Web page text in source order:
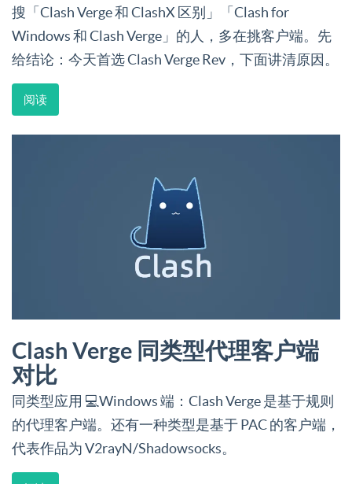
搜「Clash Verge 和 ClashX 区别」「Clash for
Windows 和 Clash Verge」的人，多在挑客户端。先
给结论：今天首选 Clash Verge Rev，下面讲清原因。
阅读
Clash Verge 同类型代理客户端
对比
同类型应用 💻Windows 端：Clash Verge 是基于规则
的代理客户端。还有一种类型是基于 PAC 的客户端，
代表作品为 V2rayN/Shadowsocks。